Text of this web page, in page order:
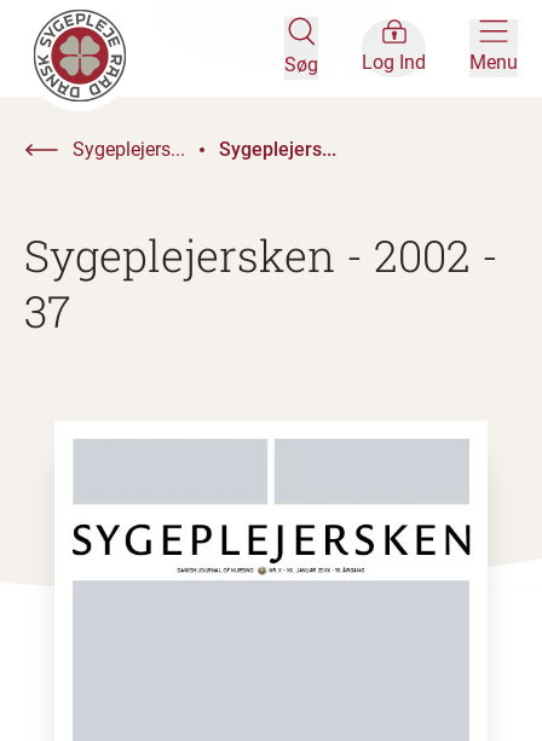
Søg Log Ind Menu
Sygeplejers... Sygeplejers...
Sygeplejersken - 2002 -
37